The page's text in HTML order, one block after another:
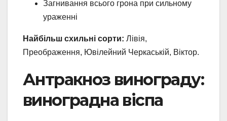
Загнивання всього грона при сильному
ураженні
Найбільш схильні сорти: Лівія,
Преображення, Ювілейний Черкаській, Віктор.
Антракноз винограду:
виноградна віспа